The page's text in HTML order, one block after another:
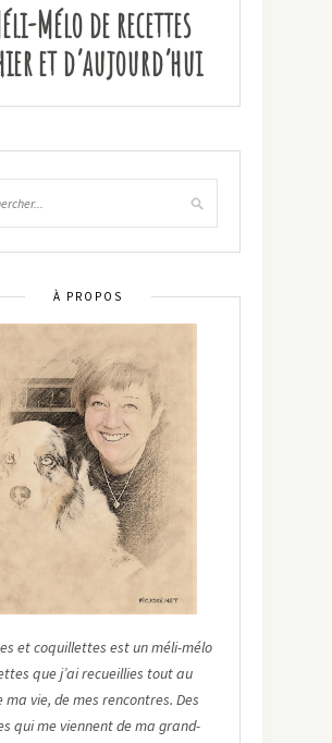
Mélo de recettes
et d’aujourd’hui
À PROPOS
et coquillettes est un méli-mélo
que j’ai recueillies tout au
ma vie, de mes rencontres. Des
qui me viennent de ma grand-